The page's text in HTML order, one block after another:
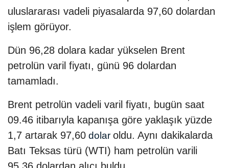
uluslararası vadeli piyasalarda 97,60 dolardan
işlem görüyor.
Dün 96,28 dolara kadar yükselen Brent
petrolün varil fiyatı, günü 96 dolardan
tamamladı.
Brent petrolün vadeli varil fiyatı, bugün saat
09.46 itibarıyla kapanışa göre yaklaşık yüzde
1,7 artarak 97,60 dolar oldu. Aynı dakikalarda
Batı Teksas türü (WTI) ham petrolün varili